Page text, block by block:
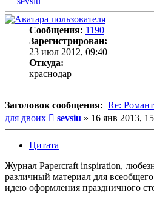
Сообщения: 1190
Зарегистрирован:
23 июл 2012, 09:40
Откуда:
краснодар
Заголовок сообщения: Re:
для двоих
Сообщение
sevsiu » 16 янв 2013,
Цитата
Журнал Papercraft inspiration,
различный материал для
идею оформления праздничного